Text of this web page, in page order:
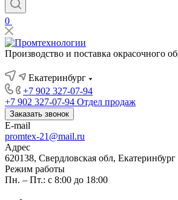
0
Производство и поставка окрасочного
Екатеринбург
+7 902 327-07-94
+7 902 327-07-94 Отдел продаж
Заказать звонок
E-mail
promtex-21@mail.ru
Адрес
620138, Свердловская обл,
Режим работы
Пн. – Пт.: с 8:00 до 18:00